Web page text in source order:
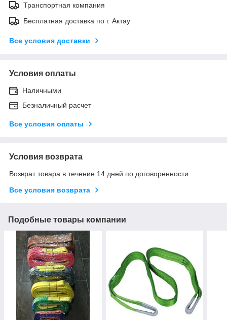
Транспортная компания
Бесплатная доставка по г. Актау
Все условия доставки
Условия оплаты
Наличными
Безналичный расчет
Все условия оплаты
Условия возврата
Возврат товара в течение 14 дней по договоренности
Все условия возврата
Подобные товары компании